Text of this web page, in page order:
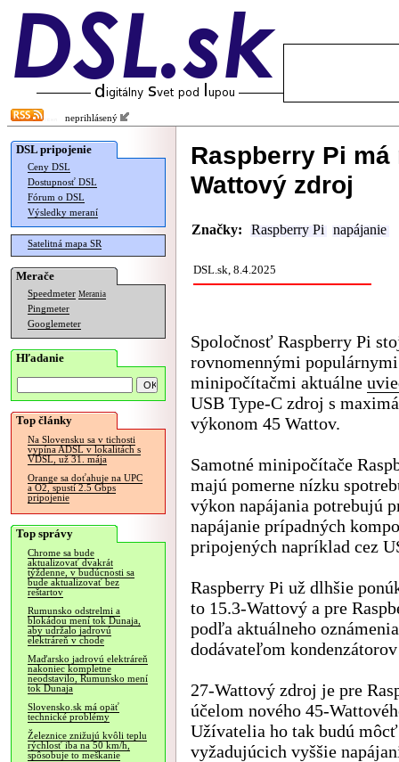
neprihlásený
DSL pripojenie
Ceny DSL
Dostupnosť DSL
Fórum o DSL
Výsledky meraní
Satelitná mapa SR
Merače
Speedmeter Merania
Pingmeter
Googlemeter
Hľadanie
Top články
Na Slovensku sa v tichosti
vypína ADSL v lokalitách s
VDSL, už 31. mája
Orange sa doťahuje na UPC
a O2, spustí 2.5 Gbps
pripojenie
Top správy
Chrome sa bude
aktualizovať dvakrát
týždenne, v budúcnosti sa
bude aktualizovať bez
reštartov
Rumunsko odstrelmi a
blokádou mení tok Dunaja,
aby udržalo jadrovú
elektráreň v chode
Maďarsko jadrovú elektráreň
nakoniec kompletne
neodstavilo, Rumunsko mení
tok Dunaja
Slovensko.sk má opäť
technické problémy
Železnice znižujú kvôli teplu
rýchlosť iba na 50 km/h,
spôsobuje to meškanie
Raspberry Pi
Wattový zdroj
Značky: Raspberry Pi napájanie
DSL.sk, 8.4.2025
Spoločnosť Raspberry Pi
rovnomennými
minipočítačmi aktuálne
USB Type-C zdroj s
výkonom 45 Wattov.
Samotné minipočítače
majú pomerne nízku
výkon napájania potrebujú
napájanie prípadných
pripojených napríklad cez
Raspberry Pi už dlhšie
to 15.3-Wattový a pre
podľa aktuálneho
dodávateľom
27-Wattový zdroj je pre
účelom nového 45-
Užívatelia ho tak budú
vyžadujúcich vyššie